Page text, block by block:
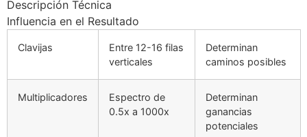
Descripción Técnica
Influencia en el Resultado
Clavijas
Entre 12-16 filas
verticales
Determinan
caminos posibles
Multiplicadores
Espectro de
0.5x a 1000x
Determinan
ganancias
potenciales